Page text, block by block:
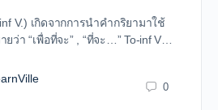
V.) เกิดจากการนำคำกริยามาใช้
ยว่า “เพื่อที่จะ” , “ที่จะ…” To-inf V…
0